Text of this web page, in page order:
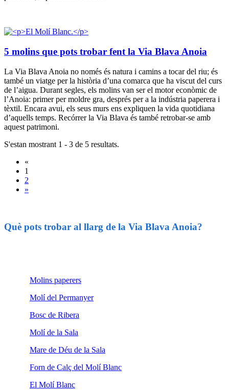
5 molins que pots trobar fent la Via Blava Anoia
La Via Blava Anoia no només és natura i camins a tocar del riu; és
també un viatge per la història d’una comarca que ha viscut del curs
de l’aigua. Durant segles, els molins van ser el motor econòmic de
l’Anoia: primer per moldre gra, després per a la indústria paperera i
tèxtil. Encara avui, els seus murs ens expliquen la vida quotidiana
d’aquells temps. Recórrer la Via Blava és també retrobar-se amb
aquest patrimoni.
S'estan mostrant 1 - 3 de 5 resultats.
«
1
2
»
Què pots trobar al llarg de la Via Blava Anoia?
Molins paperers
Molí del Permanyer
Bosc de Ribera
Molí de la Sala
Mare de Déu de la Sala
Forn de Calç del Molí Blanc
El Molí Blanc